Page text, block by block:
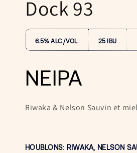
Dock 93
6.5% ALC./VOL. 25 IBU
NEIPA
Riwaka & Nelson Sauvin et
HOUBLONS: RIWAKA, NELSON